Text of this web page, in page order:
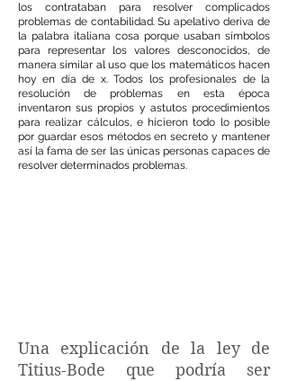
los contrataban para resolver complicados
problemas de contabilidad. Su apelativo deriva de
la palabra italiana cosa porque usaban símbolos
para representar los valores desconocidos, de
manera similar al uso que los matemáticos hacen
hoy en día de x. Todos los profesionales de la
resolución de problemas en esta época
inventaron sus propios y astutos procedimientos
para realizar cálculos, e hicieron todo lo posible
por guardar esos métodos en secreto y mantener
así la fama de ser las únicas personas capaces de
resolver determinados problemas.
Una explicación de la ley de
Titius-Bode que podría ser